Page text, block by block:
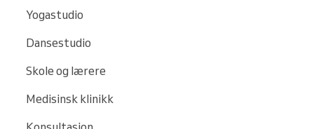
Yogastudio
Dansestudio
Skole og lærere
Medisinsk klinikk